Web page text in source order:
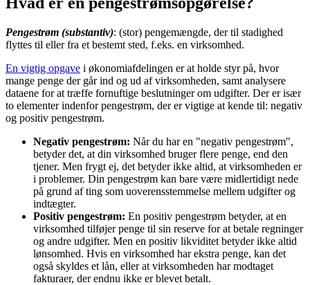
Pengestrøm (substantiv): (stor) pengemængde, der til stadighed
flyttes til eller fra et bestemt sted, f.eks. en virksomhed.
En vigtig opgave i økonomiafdelingen er at holde styr på, hvor
mange penge der går ind og ud af virksomheden, samt analysere
dataene for at træffe fornuftige beslutninger om udgifter. Der er især
to elementer indenfor pengestrøm, der er vigtige at kende til: negativ
og positiv pengestrøm.
Negativ pengestrøm: Når du har en "negativ pengestrøm",
betyder det, at din virksomhed bruger flere penge, end den
tjener. Men frygt ej, det betyder ikke altid, at virksomheden er
i problemer. Din pengestrøm kan bare være midlertidigt nede
på grund af ting som uoverensstemmelse mellem udgifter og
indtægter.
Positiv pengestrøm: En positiv pengestrøm betyder, at en
virksomhed tilføjer penge til sin reserve for at betale regninger
og andre udgifter. Men en positiv likviditet betyder ikke altid
lønsomhed. Hvis en virksomhed har ekstra penge, kan det
også skyldes et lån, eller at virksomheden har modtaget
fakturaer, der endnu ikke er blevet betalt.